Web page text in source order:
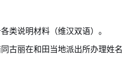
类说明材料（维汉双语）。
古丽在和田当地派出所办理姓名